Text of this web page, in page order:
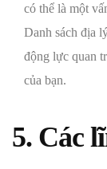
có thể là một
Danh sách địa
động lực quan
của bạn.
5. Các